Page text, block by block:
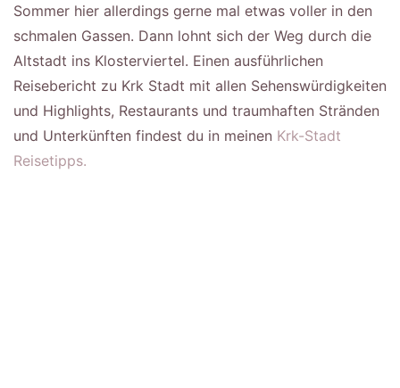
Sommer hier allerdings gerne mal etwas voller in den
schmalen Gassen. Dann lohnt sich der Weg durch die
Altstadt ins Klosterviertel. Einen ausführlichen
Reisebericht zu Krk Stadt mit allen Sehenswürdigkeiten
und Highlights, Restaurants und traumhaften Stränden
und Unterkünften findest du in meinen Krk-Stadt
Reisetipps.